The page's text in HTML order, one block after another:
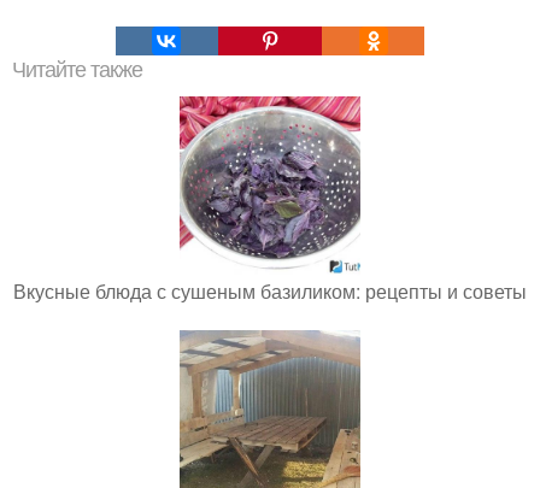
Читайте также
Вкусные блюда с сушеным базиликом: рецепты и советы